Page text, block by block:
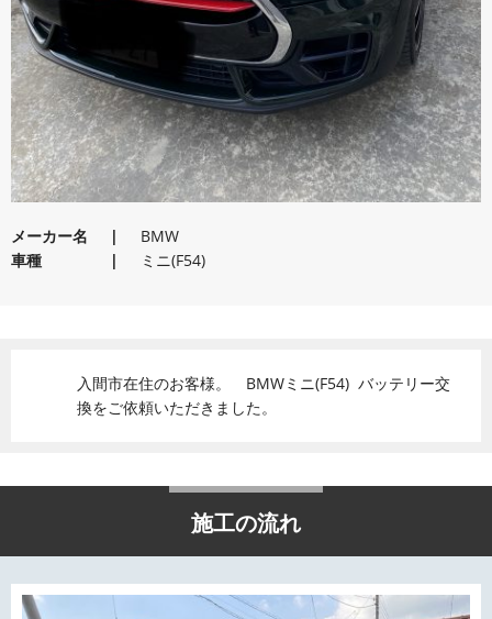
メーカー名
BMW
車種
ミニ(F54)
入間市在住のお客様。 BMWミニ(F54) バッテリー交
換をご依頼いただきました。
施工の流れ